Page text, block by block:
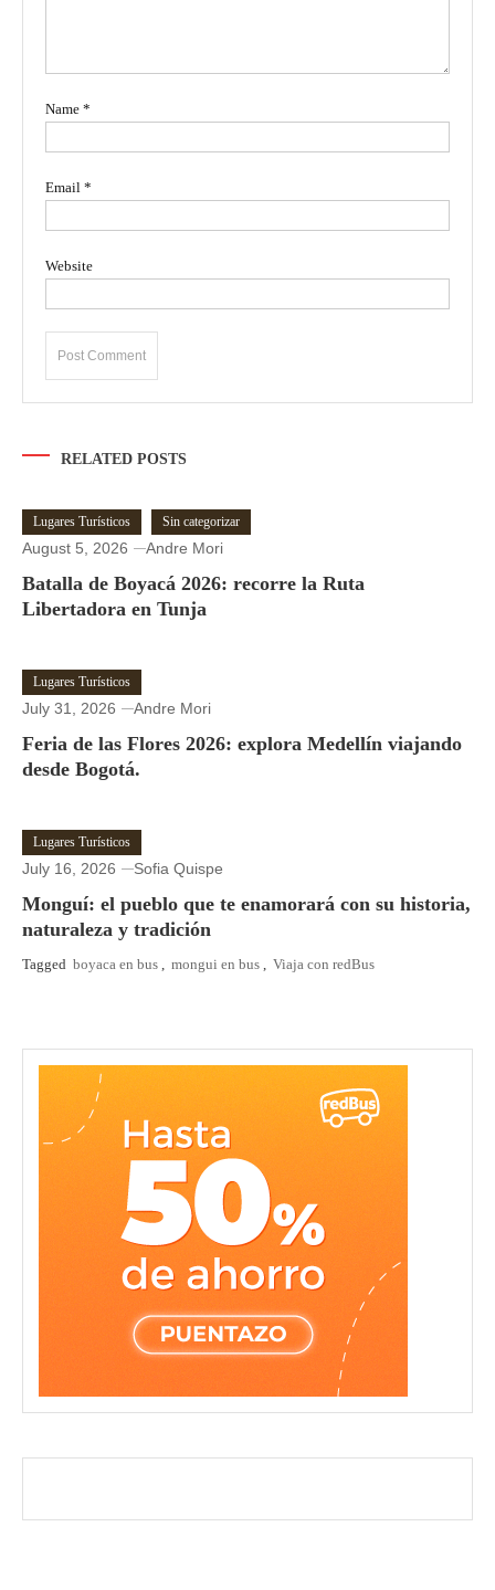
Name *
Email *
Website
RELATED POSTS
Lugares Turísticos Sin categorizar
August 5, 2026 Andre Mori
Batalla de Boyacá 2026: recorre la Ruta
Libertadora en Tunja
Lugares Turísticos
July 31, 2026 Andre Mori
Feria de las Flores 2026: explora Medellín viajando
desde Bogotá.
Lugares Turísticos
July 16, 2026 Sofia Quispe
Monguí: el pueblo que te enamorará con su historia,
naturaleza y tradición
Tagged boyaca en bus , mongui en bus , Viaja con redBus